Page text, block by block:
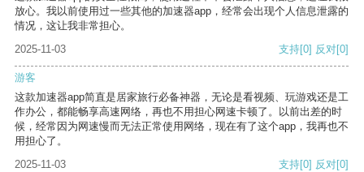
放心。我以前使用过一些其他的加速器app，经常会出现个人信息泄露的
情况，这让我非常担心。
2025-11-03
支持[0] 反对[0]
游客
这款加速器app简直是居家旅行必备神器，无论是看视频、玩游戏还是工
作办公，都能畅享高速网络，再也不用担心网速卡顿了。以前出差的时
候，经常因为网速慢而无法正常使用网络，现在有了这个app，我再也不
用担心了。
2025-11-03
支持[0] 反对[0]